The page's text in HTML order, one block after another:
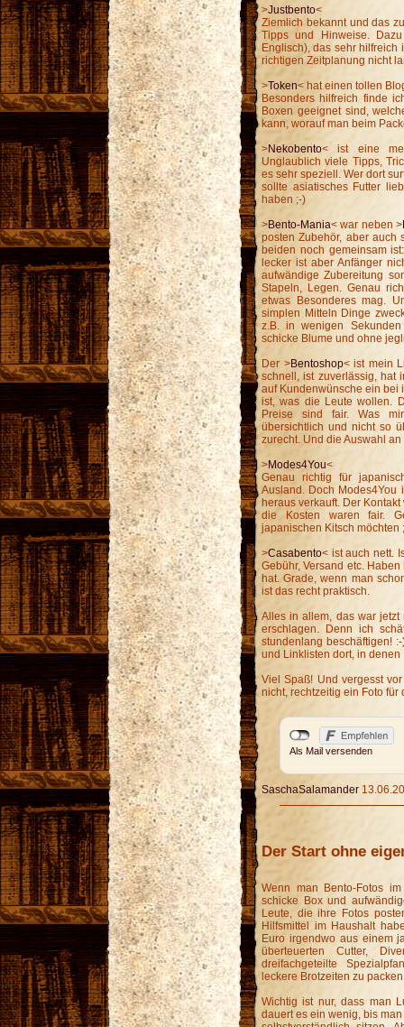
>Justbento<
Ziemlich bekannt und das
Tipps und Hinweise.
Englisch), das sehr hilfreich
richtigen Zeitplanung nicht
>Token< hat einen tollen
Besonders hilfreich finde
Boxen geeignet sind,
kann, worauf man beim
>Nekobento< ist eine
Unglaublich viele Tipps,
es sehr speziell. Wer dort
sollte asiatisches Futter
haben ;-)
>Bento-Mania< war neben >
posten Zubehör, aber auch
beiden noch gemeinsam
lecker ist aber Anfänger
aufwändige Zubereitung
Stapeln, Legen. Genau
etwas Besonderes mag.
simplen Mitteln Dinge
z.B. in wenigen
schicke Blume und ohne
Der >Bentoshop< ist mein
schnell, ist zuverlässig, hat
auf Kundenwünsche ein bei
ist, was die Leute wollen.
Preise sind fair. Was
übersichtlich und nicht so
zurecht. Und die Auswahl
>Modes4You<
Genau richtig für
Ausland. Doch Modes4You
heraus verkauft. Der
die Kosten waren fair.
japanischen Kitsch möchten
>Casabento< ist auch nett.
Gebühr, Versand etc.
hat. Grade, wenn man
ist das recht praktisch.
Alles in allem, das war
erschlagen. Denn ich
stundenlang beschäftigen!
und Linklisten dort, in denen
Viel Spaß! Und vergesst
nicht, rechtzeitig ein Foto für
Als Mail versenden
SaschaSalamander
Der Start ohne
Wenn man Bento-Fotos
schicke Box und
Leute, die ihre Fotos
Hilfsmittel im Haushalt
Euro irgendwo aus einem
überteuerten Cutter,
dreifachgeteilte
leckere Brotzeiten zu
Wichtig ist nur, dass man
dauert es ein wenig, bis